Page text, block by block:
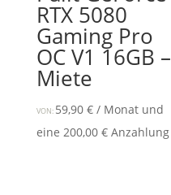
RTX 5080
Gaming Pro
OC V1 16GB –
Miete
VON: 59,90 € / Monat und
eine 200,00 €Anzahlung